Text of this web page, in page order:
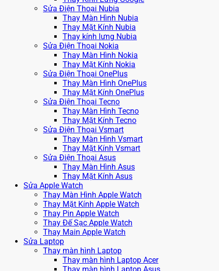
Sửa Điện Thoại Nubia
Thay Màn Hình Nubia
Thay Mặt Kính Nubia
Thay kính lưng Nubia
Sửa Điện Thoại Nokia
Thay Màn Hình Nokia
Thay Mặt Kính Nokia
Sửa Điện Thoại OnePlus
Thay Màn Hình OnePlus
Thay Mặt Kính OnePlus
Sửa Điện Thoại Tecno
Thay Màn Hình Tecno
Thay Mặt Kính Tecno
Sửa Điện Thoại Vsmart
Thay Màn Hình Vsmart
Thay Mặt Kính Vsmart
Sửa Điện Thoại Asus
Thay Màn Hình Asus
Thay Mặt Kính Asus
Sửa Apple Watch
Thay Màn Hình Apple Watch
Thay Mặt Kính Apple Watch
Thay Pin Apple Watch
Thay Đế Sạc Apple Watch
Thay Main Apple Watch
Sửa Laptop
Thay màn hình Laptop
Thay màn hình Laptop Acer